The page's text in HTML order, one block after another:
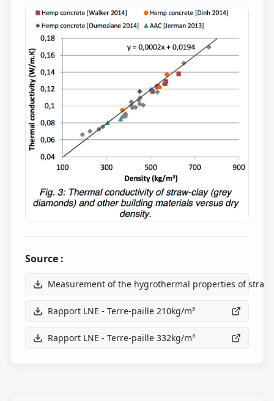
Source :
Measurement of the hygrothermal properties of
Rapport LNE - Terre-paille 210kg/m³
Rapport LNE - Terre-paille 332kg/m³